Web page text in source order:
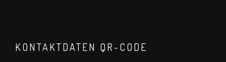
KONTAKTDATEN QR-CODE